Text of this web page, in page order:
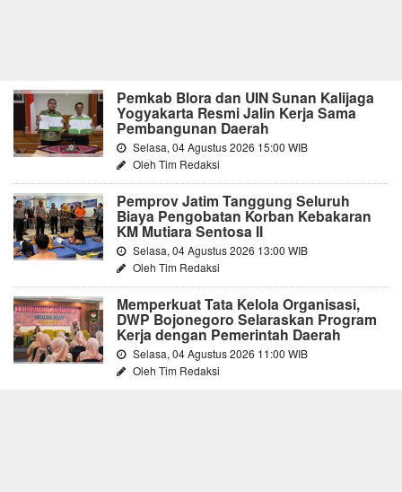
Pemkab Blora dan UIN Sunan Kalijaga
Yogyakarta Resmi Jalin Kerja Sama
Pembangunan Daerah
Selasa, 04 Agustus 2026 15:00 WIB
Oleh Tim Redaksi
Pemprov Jatim Tanggung Seluruh
Biaya Pengobatan Korban Kebakaran
KM Mutiara Sentosa II
Selasa, 04 Agustus 2026 13:00 WIB
Oleh Tim Redaksi
Memperkuat Tata Kelola Organisasi,
DWP Bojonegoro Selaraskan Program
Kerja dengan Pemerintah Daerah
Selasa, 04 Agustus 2026 11:00 WIB
Oleh Tim Redaksi